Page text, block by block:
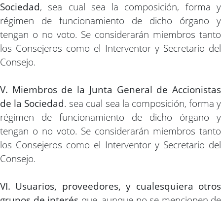
Sociedad, sea cual sea la composición, forma y
régimen de funcionamiento de dicho órgano y
tengan o no voto. Se considerarán miembros tanto
los Consejeros como el Interventor y Secretario del
Consejo.
V. Miembros de la Junta General de Accionistas
de la Sociedad. sea cual sea la composición, forma y
régimen de funcionamiento de dicho órgano y
tengan o no voto. Se considerarán miembros tanto
los Consejeros como el Interventor y Secretario del
Consejo.
VI. Usuarios, proveedores, y cualesquiera otros